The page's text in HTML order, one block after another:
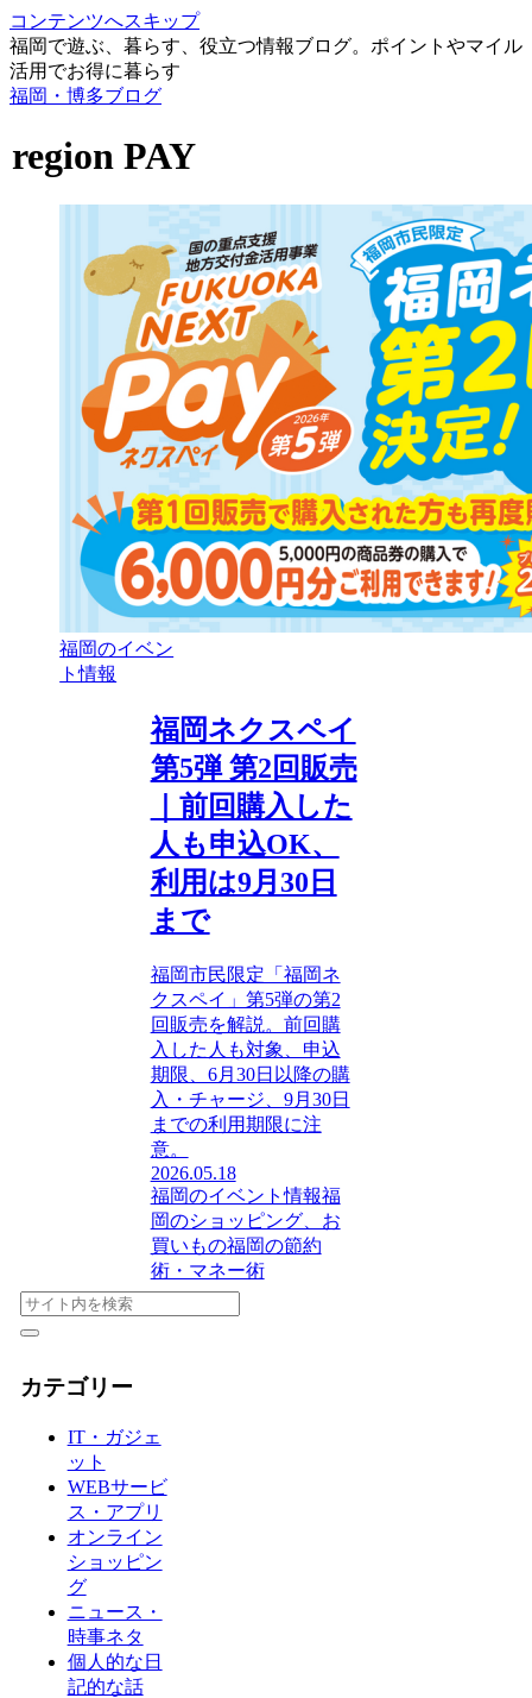
コンテンツへスキップ
福岡で遊ぶ、暮らす、役立つ情報ブログ。ポイントやマイル
活用でお得に暮らす
福岡・博多ブログ
region PAY
福岡のイベン
ト情報
福岡ネクスペイ
第5弾 第2回販売
｜前回購入した
人も申込OK、
利用は9月30日
まで
福岡市民限定「福岡ネ
クスペイ」第5弾の第2
回販売を解説。前回購
入した人も対象、申込
期限、6月30日以降の購
入・チャージ、9月30日
までの利用期限に注
意。
2026.05.18
福岡のイベント情報福
岡のショッピング、お
買いもの福岡の節約
術・マネー術
カテゴリー
IT・ガジェ
ット
WEBサービ
ス・アプリ
オンライン
ショッピン
グ
ニュース・
時事ネタ
個人的な日
記的な話